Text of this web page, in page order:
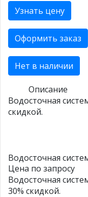
Узнать цену
Оформить заказ
Нет в наличии
Описание
Водосточная
скидкой.
Водосточная
Цена по запросу
Водосточная
30% скидкой.